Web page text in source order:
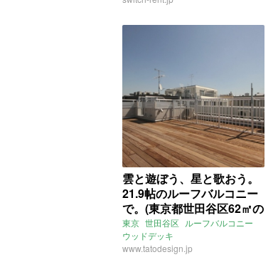
雲と遊ぼう、星と歌おう。
21.9帖のルーフバルコニー
で。(東京都世田谷区62㎡の
賃貸物件)
東京 世田谷区
ルーフバルコニー
ウッドデッキ
www.tatodesign.jp